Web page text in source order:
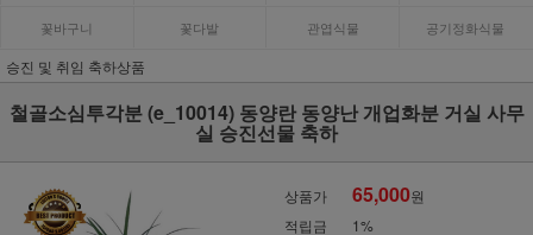
꽃바구니 꽃다발 관엽식물 공기정화식물
승진 및 취임 축하상품
철골소심투각분 (e_10014) 동양란 동양난 개업화분 거실 사무
실 승진선물 축하
상품가 65,000원
적립금
1%